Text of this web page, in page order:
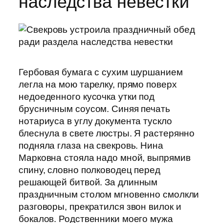
Гербовая бумага с сухим шуршанием
легла на мою тарелку, прямо поверх
недоеденного кусочка утки под
брусничным соусом. Синяя печать
нотариуса в углу документа тускло
блеснула в свете люстры. Я растерянно
подняла глаза на свекровь. Нина
Марковна стояла надо мной, выпрямив
спину, словно полководец перед
решающей битвой. За длинным
праздничным столом мгновенно смолкли
разговоры, прекратился звон вилок и
бокалов. Родственники моего мужа